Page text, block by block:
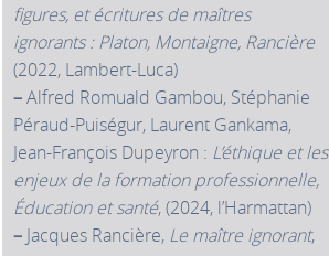
figures, et écritures de maîtres
ignorants : Platon, Montaigne, Rancière
(2022, Lambert-Luca)
–Alfred Romuald Gambou, Stéphanie
Péraud-Puiségur, Laurent Gankama,
Jean-François Dupeyron : L’éthique et les
enjeux de la formation professionnelle,
Éducation et santé, (2024, l’Harmattan)
– Jacques Rancière, Le maître ignorant,